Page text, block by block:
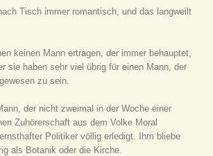
Tisch immer romantisch, und das langweilt
keinen Mann ertragen, der immer behauptet,
sie haben sehr viel übrig für einen Mann, der
zu sein.
der nicht zweimal in der Woche einer
Zuhörerschaft aus dem Volke Moral
Politiker völlig erledigt. Ihm bliebe
als Botanik oder die Kirche.